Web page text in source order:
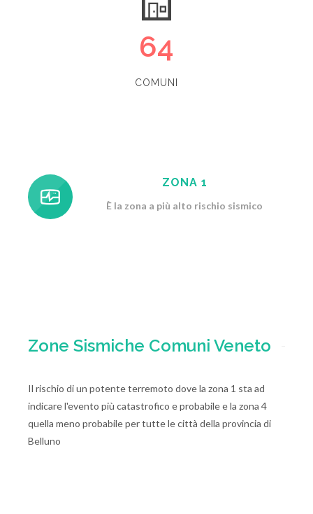
64
COMUNI
ZONA 1
È la zona a più alto rischio sismico
Zone Sismiche Comuni Veneto
Il rischio di un potente terremoto dove la zona 1 sta ad
indicare l'evento più catastrofico e probabile e la zona 4
quella meno probabile per tutte le città della provincia di
Belluno